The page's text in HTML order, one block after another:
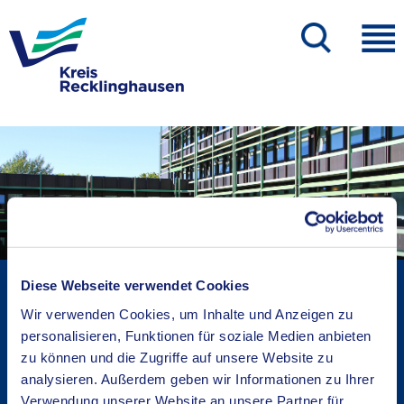
Diese Webseite verwendet Cookies
Wir verwenden Cookies, um Inhalte und Anzeigen zu
personalisieren, Funktionen für soziale Medien anbieten
zu können und die Zugriffe auf unsere Website zu
analysieren. Außerdem geben wir Informationen zu Ihrer
Verwendung unserer Website an unsere Partner für
Kreisverwaltung A-Z
Bekanntmachungen
Ortsrecht
Karriere beim Kreis
Bürger-, Ideen- und Beschwerdecenter